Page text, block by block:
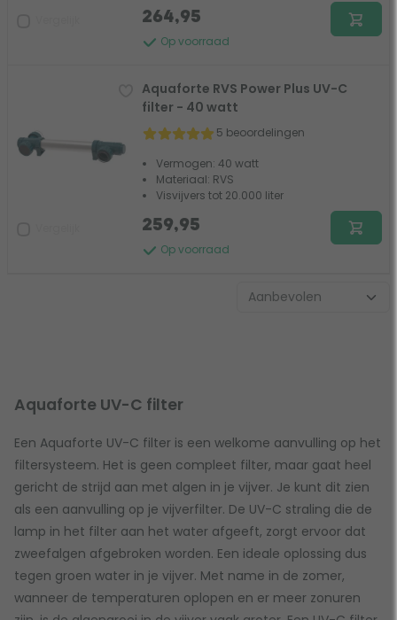
Op voorraad
264,95
Aquaforte RVS Power Plus UV-C
filter - 40 watt
5 beoordelingen
Vermogen: 40 watt
Materiaal: RVS
Visvijvers tot 20.000 liter
Op voorraad
259,95
Aquaforte UV-C filter
Een Aquaforte UV-C filter is een welkome aanvulling op het
filtersysteem. Het is geen compleet filter, maar gaat heel
gericht de strijd aan met algen in je vijver. Je kunt dit zien
als een aanvulling op je vijverfilter. De UV-C straling die de
lamp in het filter aan het water afgeeft, zorgt ervoor dat
zweefalgen afgebroken worden. Een ideale oplossing dus
tegen groen water in je vijver. Met name in de zomer,
wanneer de temperaturen oplopen en er meer zonuren